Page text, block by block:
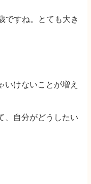
ですね。とても大き
いけないことが増え
、自分がどうしたい